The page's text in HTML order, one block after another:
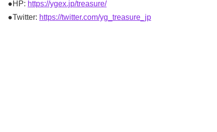
●HP: https://ygex.jp/treasure/
●Twitter: https://twitter.com/yg_treasure_jp